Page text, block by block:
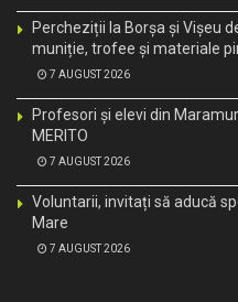
Percheziții la Borșa și Vișeu
muniție, trofee și materiale
7 AUGUST 2026
Profesori și elevi din
MERITO
7 AUGUST 2026
Voluntarii, invitați să aducă
Mare
7 AUGUST 2026